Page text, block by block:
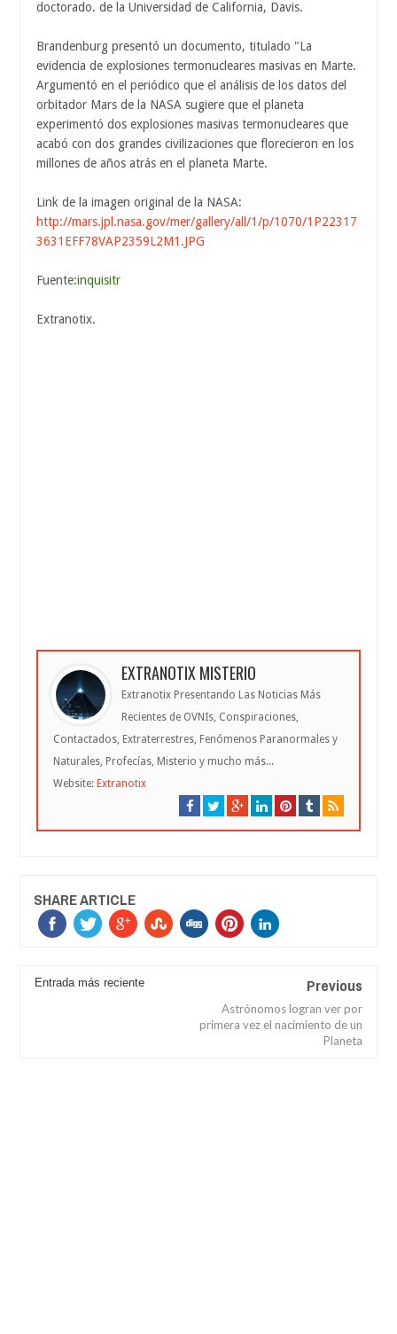
doctorado. de la Universidad de California, Davis.
Brandenburg presentó un documento, titulado "La
evidencia de explosiones termonucleares masivas en Marte.
Argumentó en el periódico que el análisis de los datos del
orbitador Mars de la NASA sugiere que el planeta
experimentó dos explosiones masivas termonucleares que
acabó con dos grandes civilizaciones que florecieron en los
millones de años atrás en el planeta Marte.
Link de la imagen original de la NASA:
http://mars.jpl.nasa.gov/mer/gallery/all/1/p/1070/1P22317
3631EFF78VAP2359L2M1.JPG
Fuente:inquisitr
Extranotix.
EXTRANOTIX MISTERIO
Extranotix Presentando Las Noticias Más
Recientes de OVNIs, Conspiraciones,
Contactados, Extraterrestres, Fenómenos Paranormales y
Naturales, Profecías, Misterio y mucho más...
Website: Extranotix
SHARE ARTICLE
Entrada más reciente Previous
Astrónomos logran ver por
primera vez el nacimiento de un
Planeta